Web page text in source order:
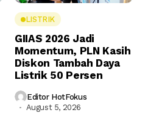
LISTRIK
GIIAS 2026 Jadi
Momentum, PLN Kasih
Diskon Tambah Daya
Listrik 50 Persen
Editor HotFokus
August 5, 2026